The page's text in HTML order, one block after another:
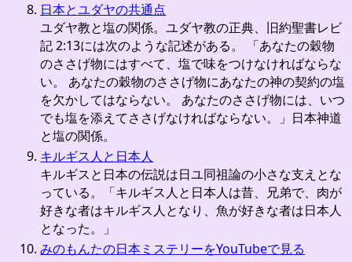
日本とユダヤの共通点
ユダヤ教と塩の関係。ユダヤ教の正典、旧約聖書レビ
記 2:13には次のような記述がある。 「あなたの穀物
のささげ物にはすべて、塩で味をつけなければならな
い。 あなたの穀物のささげ物にあなたの神の契約の塩
を欠かしてはならない。 あなたのささげ物には、いつ
でも塩を添えてささげなければならない。」日本神道
と塩の関係。
キルギス人と日本人
キルギスと日本の伝説は日ユ同祖論の小さな支えとな
っている。「キルギス人と日本人は昔、兄弟で、肉が
好きな者はキルギス人となり、魚が好きな者は日本人
となった。」
みのもんたの日本ミステリーをYouTubeで見る